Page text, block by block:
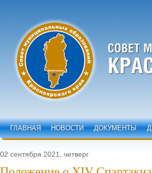
ГЛАВНАЯ НОВОСТИ ДОКУМЕНТЫ
02 сентября 2021, четверг